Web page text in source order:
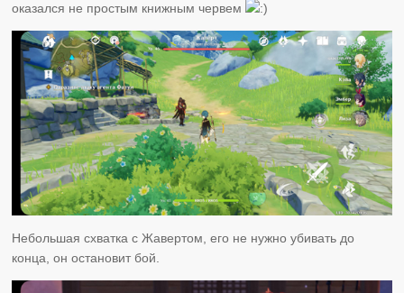
оказался не простым книжным червем
Небольшая схватка с Жавертом, его не нужно убивать до
конца, он остановит бой.